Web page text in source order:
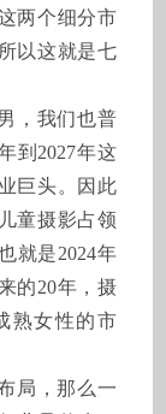
两个细分市
以这就是七
，我们也普
到2027年这
巨头。因此
童摄影占领
就是2024年
的20年，摄
熟女性的市
局，那么一